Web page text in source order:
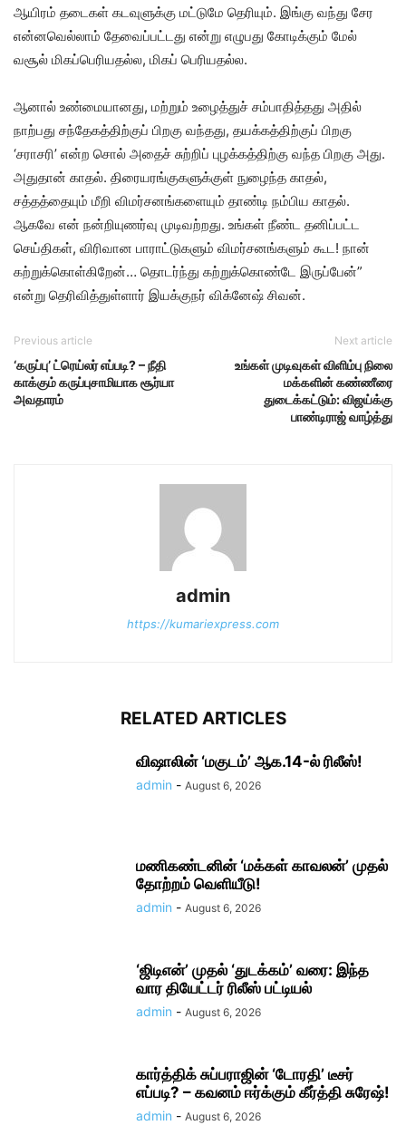
ஆயிரம் தடைகள் கடவுளுக்கு மட்டுமே தெரியும். இங்கு வந்து சேர
என்னவெல்லாம் தேவைப்பட்டது என்று எழுபது கோடிக்கும் மேல்
வசூல் மிகப்பெரியதல்ல, மிகப் பெரியதல்ல.
ஆனால் உண்மையானது, மற்றும் உழைத்துச் சம்பாதித்தது அதில்
நாற்பது சந்தேகத்திற்குப் பிறகு வந்தது, தயக்கத்திற்குப் பிறகு
‘சராசரி’ என்ற சொல் அதைச் சுற்றிப் புழக்கத்திற்கு வந்த பிறகு அது.
அதுதான் காதல். திரையரங்குகளுக்குள் நுழைந்த காதல்,
சத்தத்தையும் மீறி விமர்சனங்களையும் தாண்டி நம்பிய காதல்.
ஆகவே என் நன்றியுணர்வு முடிவற்றது. உங்கள் நீண்ட தனிப்பட்ட
செய்திகள், விரிவான பாராட்டுகளும் விமர்சனங்களும் கூட! நான்
கற்றுக்கொள்கிறேன்… தொடர்ந்து கற்றுக்கொண்டே இருப்பேன்”
என்று தெரிவித்துள்ளார் இயக்குநர் விக்னேஷ் சிவன்.
Previous article
‘கருப்பு’ ட்ரெய்லர் எப்படி? – நீதி
காக்கும் கருப்புசாமியாக சூர்யா
அவதாரம்
Next article
உங்கள் முடிவுகள் விளிம்பு நிலை
மக்களின் கண்ணீரை
துடைக்கட்டும்: விஜய்க்கு
பாண்டிராஜ் வாழ்த்து
admin
https://kumariexpress.com
RELATED ARTICLES
விஷாலின் ‘மகுடம்’ ஆக.14-ல் ரிலீஸ்!
admin - August 6, 2026
மணிகண்டனின் ‘மக்கள் காவலன்’ முதல்
தோற்றம் வெளியீடு!
admin - August 6, 2026
‘ஜிடிஎன்’ முதல் ‘துடக்கம்’ வரை: இந்த
வார தியேட்டர் ரிலீஸ் பட்டியல்
admin - August 6, 2026
கார்த்திக் சுப்பராஜின் ‘டோரதி’ டீசர்
எப்படி? – கவனம் ஈர்க்கும் கீர்த்தி சுரேஷ்!
admin - August 6, 2026